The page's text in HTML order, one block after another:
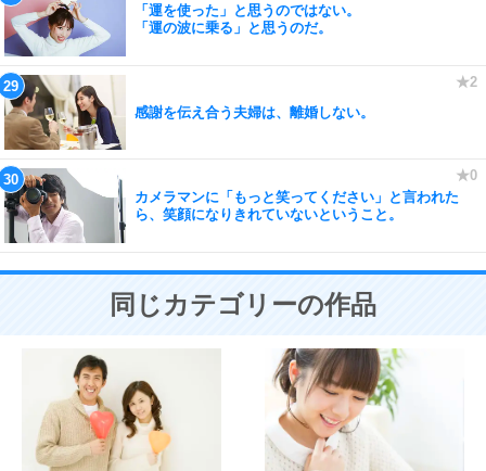
「運を使った」と思うのではない。
「運の波に乗る」と思うのだ。
感謝を伝え合う夫婦は、離婚しない。
カメラマンに「もっと笑ってください」と言われた
ら、笑顔になりきれていないということ。
同じカテゴリーの作品